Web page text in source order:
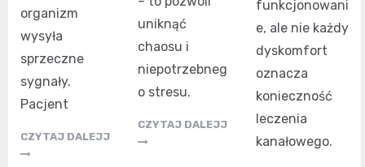
organizm
wysyła
sprzeczne
sygnały.
Pacjent
CZYTAJ DALEJJ
uniknąć
chaosu i
niepotrzebneg
o stresu.
CZYTAJ DALEJJ
funkcjonowani
e, ale nie każdy
dyskomfort
oznacza
konieczność
leczenia
kanałowego.